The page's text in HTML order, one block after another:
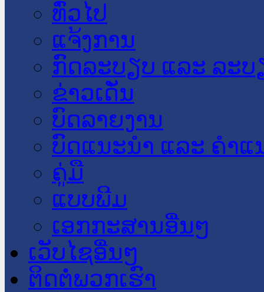
​ທົ່ວ​ໄປ
ແຈ້ງການ
ກົດລະບຽບ ແລະ ລະບ
ຂ່າວເດັ່ນ
ບົດລາຍງານ
ບົດແນະນໍາ ແລະ ຄໍາແ
ຄູ່ມື
ແບບພີມ
ເອກກະສານອື່ນໆ
ເວັບໄຊອື່ນໆ
ຕິດຕໍ່ພວກເຮົາ